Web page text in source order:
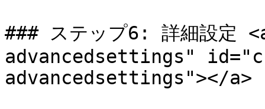
### ステップ6: 詳細設定
advancedsettings"
advancedsettings"></a>